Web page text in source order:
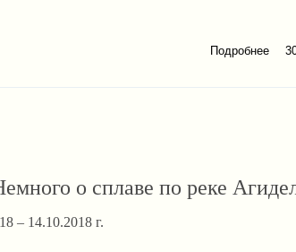
Подробнее
о
о сплаве по реке
– 14.10.2018 г.